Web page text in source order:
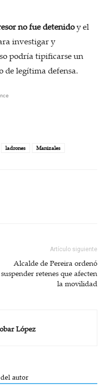
no fue detenidoy el
investigar y
podría tipificarse un
de legítima defensa.
ladrones Manizales
Artículo siguiente
Alcalde de Pereira ordenó
suspender retenes que afecten
la movilidad
López
autor